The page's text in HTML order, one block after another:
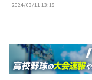
2024/03/11 13:18